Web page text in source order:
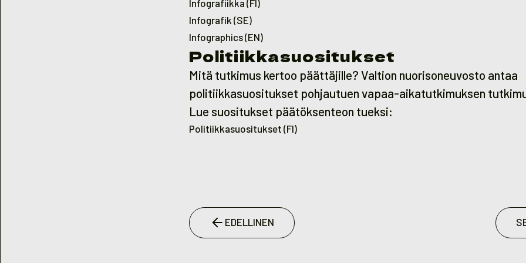
Infografiikka (FI)
Infografik (SE)
Infographics (EN)
Politiikkasuositukset
Mitä tutkimus kertoo päättäjille? Valtion nuorisoneuvosto antaa
politiikkasuositukset pohjautuen vapaa-aikatutkimuksen
Lue suositukset päätöksenteon tueksi:
Politiikkasuositukset (FI)
EDELLINEN